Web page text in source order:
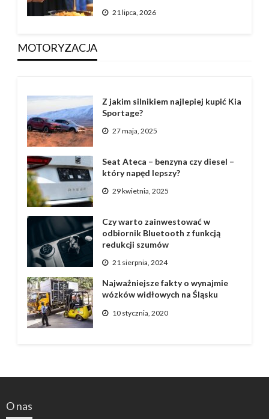
21 lipca, 2026
MOTORYZACJA
Z jakim silnikiem najlepiej kupić Kia
Sportage?
27 maja, 2025
Seat Ateca – benzyna czy diesel –
który napęd lepszy?
29 kwietnia, 2025
Czy warto zainwestować w
odbiornik Bluetooth z funkcją
redukcji szumów
21 sierpnia, 2024
Najważniejsze fakty o wynajmie
wózków widłowych na Śląsku
10 stycznia, 2020
O nas